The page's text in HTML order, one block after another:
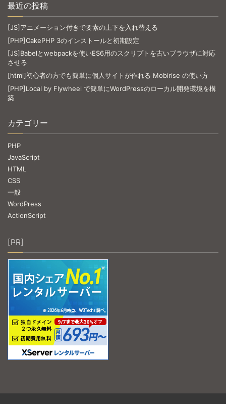
最近の投稿
[JS]アニメーション付きで要素の上下を入れ替える
[PHP]CakePHP 3のインストールと初期設定
[JS]Babelとwebpackを使いES6用のスクリプトを古いブラウザに対応
させる
[html]初心者の方でも簡単に個人サイトが作れる Mobirise の使い方
[PHP]Local by Flywheel で簡単にWordPressのローカル開発環境を構
築
カテゴリー
PHP
JavaScript
HTML
CSS
一般
WordPress
ActionScript
[PR]